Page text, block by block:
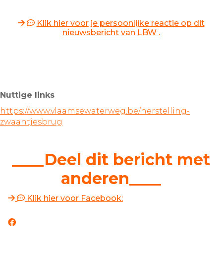
Klik hier voor je persoonlijke reactie op dit
nieuwsbericht van LBW .
Nuttige links
https://www.vlaamsewaterweg.be/herstelling-
zwaantjesbrug
____Deel dit bericht met
anderen____
Klik hier voor Facebook: